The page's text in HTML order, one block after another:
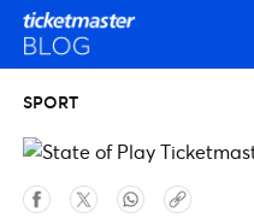
SPORT